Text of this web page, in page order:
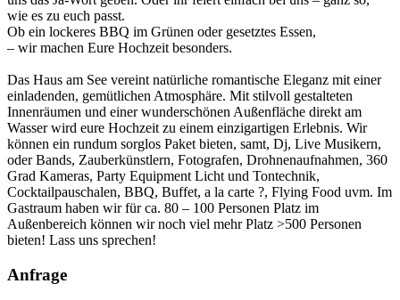
wie es zu euch passt.
Ob ein lockeres BBQ im Grünen oder gesetztes Essen,
– wir machen Eure Hochzeit besonders.
Das Haus am See vereint natürliche romantische Eleganz mit einer
einladenden, gemütlichen Atmosphäre. Mit stilvoll gestalteten
Innenräumen und einer wunderschönen Außenfläche direkt am
Wasser wird eure Hochzeit zu einem einzigartigen Erlebnis. Wir
können ein rundum sorglos Paket bieten, samt, Dj, Live Musikern,
oder Bands, Zauberkünstlern, Fotografen, Drohnenaufnahmen, 360
Grad Kameras, Party Equipment Licht und Tontechnik,
Cocktailpauschalen, BBQ, Buffet, a la carte ?, Flying Food uvm. Im
Gastraum haben wir für ca. 80 – 100 Personen Platz im
Außenbereich können wir noch viel mehr Platz >500 Personen
bieten! Lass uns sprechen!
Anfrage